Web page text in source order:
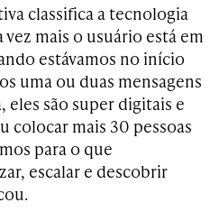
classifica a tecnologia
vez mais o usuário está em
estávamos no início
uma ou duas mensagens
eles são super digitais e
colocar mais 30 pessoas
para o que
escalar e descobrir